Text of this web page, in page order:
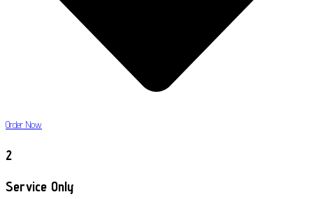
Order Now
2
Service Only